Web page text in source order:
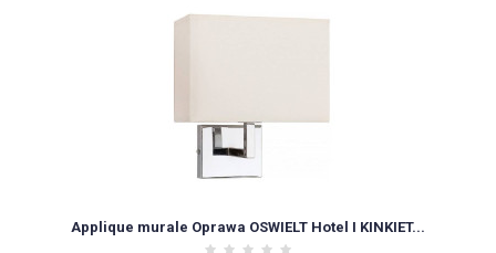
Applique murale Oprawa OSWIELT Hotel I KINKIET...